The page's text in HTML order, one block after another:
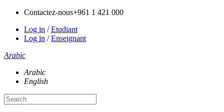
Contactez-nous+961 1 421 000
Log in /Etudiant
Log in /Enseignant
Arabic
Arabic
English